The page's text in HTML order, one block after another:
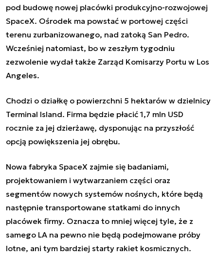
pod budowę nowej placówki produkcyjno-rozwojowej
SpaceX. Ośrodek ma powstać w portowej części
terenu zurbanizowanego, nad zatoką San Pedro.
Wcześniej natomiast, bo w zeszłym tygodniu
zezwolenie wydał także Zarząd Komisarzy Portu w Los
Angeles.
Chodzi o działkę o powierzchni 5 hektarów w dzielnicy
Terminal Island. Firma będzie płacić 1,7 mln USD
rocznie za jej dzierżawę, dysponując na przyszłość
opcją powiększenia jej obrębu.
Nowa fabryka SpaceX zajmie się badaniami,
projektowaniem i wytwarzaniem części oraz
segmentów nowych systemów nośnych, które będą
następnie transportowane statkami do innych
placówek firmy. Oznacza to mniej więcej tyle, że z
samego LA na pewno nie będą podejmowane próby
lotne, ani tym bardziej starty rakiet kosmicznych.